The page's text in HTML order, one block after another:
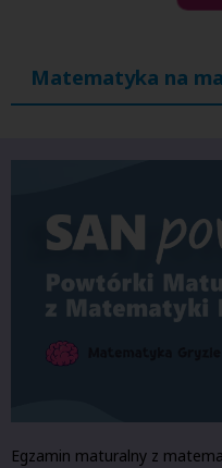
Matematyka na
Egzamin maturalny z